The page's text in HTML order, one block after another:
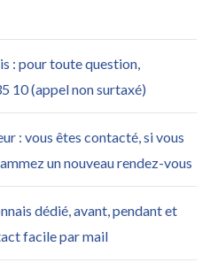
: pour toute question,
10 (appel non surtaxé)
: vous êtes contacté, si vous
un nouveau rendez-vous
dédié, avant, pendant et
facile par mail